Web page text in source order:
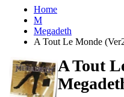
Home
M
Megadeth
A Tout Le Monde
A Tout